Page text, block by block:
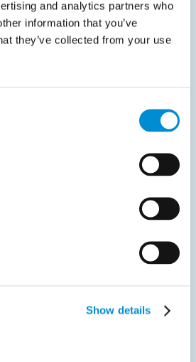
and analytics partners who
information that you’ve
they’ve collected from your use
Show details
door Tungsten